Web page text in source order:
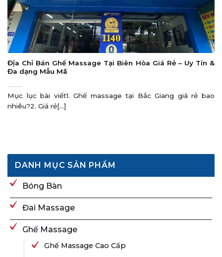
Địa Chỉ Bán Ghế Massage Tại Biên Hòa Giá Rẻ – Uy Tín &
Đa dạng Mẫu Mã
Mục lục bài viết1. Ghế massage tại Bắc Giang giá rẻ bao
nhiêu?2. Giá rẻ[...]
DANH MỤC SẢN PHẨM
Bóng Bàn
Đai Massage
Ghế Massage
Ghế Massage Cao Cấp